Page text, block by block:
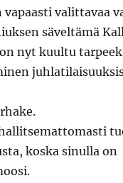
valittavaa
säveltämä
nyt kuultu
koska sinulla on